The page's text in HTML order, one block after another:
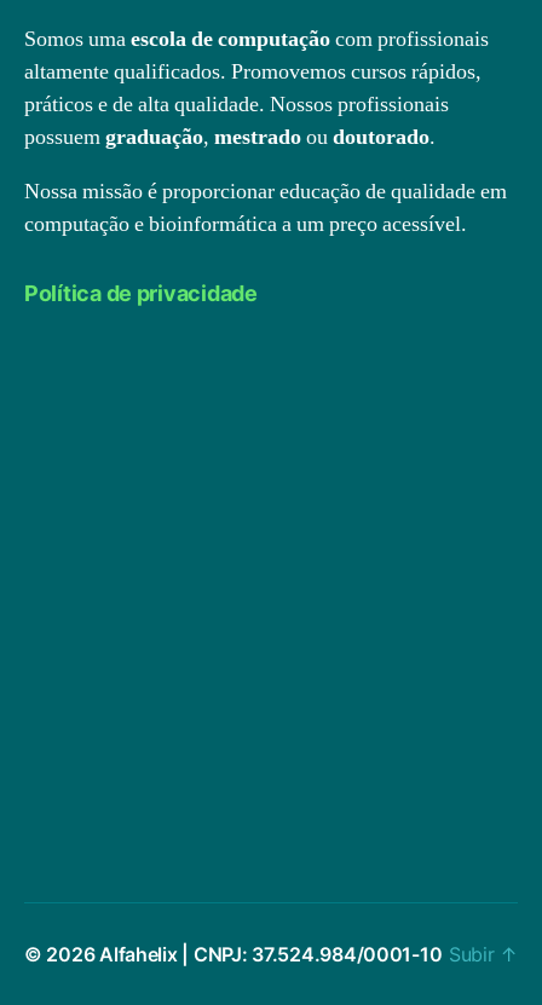
Somos umaescola de computaçãocom profissionais
altamente qualificados. Promovemos cursos rápidos,
práticos e de alta qualidade. Nossos profissionais
possuemgraduação, mestradooudoutorado.
Nossa missão é proporcionar educação de qualidade em
computação e bioinformática a um preço acessível.
Política de privacidade
© 2026 Alfahelix | CNPJ: 37.524.984/0001-10 Subir ↑